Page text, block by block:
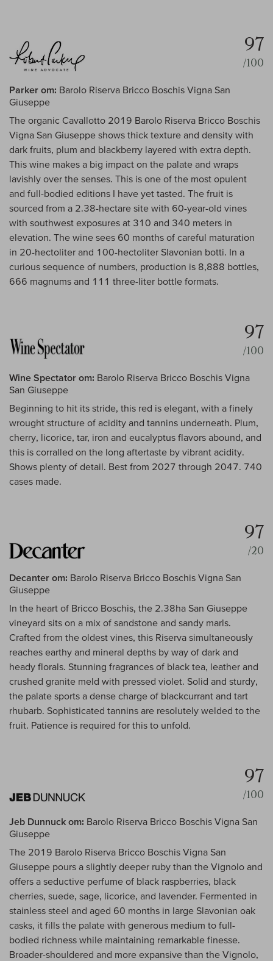
97
/100
Parker om: Barolo Riserva Bricco Boschis Vigna San
Giuseppe
The organic Cavallotto 2019 Barolo Riserva Bricco Boschis
Vigna San Giuseppe shows thick texture and density with
dark fruits, plum and blackberry layered with extra depth.
This wine makes a big impact on the palate and wraps
lavishly over the senses. This is one of the most opulent
and full-bodied editions I have yet tasted. The fruit is
sourced from a 2.38-hectare site with 60-year-old vines
with southwest exposures at 310 and 340 meters in
elevation. The wine sees 60 months of careful maturation
in 20-hectoliter and 100-hectoliter Slavonian botti. In a
curious sequence of numbers, production is 8,888 bottles,
666 magnums and 111 three-liter bottle formats.
97
/100
Wine Spectator om: Barolo Riserva Bricco Boschis Vigna
San Giuseppe
Beginning to hit its stride, this red is elegant, with a finely
wrought structure of acidity and tannins underneath. Plum,
cherry, licorice, tar, iron and eucalyptus flavors abound, and
this is corralled on the long aftertaste by vibrant acidity.
Shows plenty of detail. Best from 2027 through 2047. 740
cases made.
97
/20
Decanter om: Barolo Riserva Bricco Boschis Vigna San
Giuseppe
In the heart of Bricco Boschis, the 2.38ha San Giuseppe
vineyard sits on a mix of sandstone and sandy marls.
Crafted from the oldest vines, this Riserva simultaneously
reaches earthy and mineral depths by way of dark and
heady florals. Stunning fragrances of black tea, leather and
crushed granite meld with pressed violet. Solid and sturdy,
the palate sports a dense charge of blackcurrant and tart
rhubarb. Sophisticated tannins are resolutely welded to the
fruit. Patience is required for this to unfold.
97
/100
Jeb Dunnuck om: Barolo Riserva Bricco Boschis Vigna San
Giuseppe
The 2019 Barolo Riserva Bricco Boschis Vigna San
Giuseppe pours a slightly deeper ruby than the Vignolo and
offers a seductive perfume of black raspberries, black
cherries, suede, sage, licorice, and lavender. Fermented in
stainless steel and aged 60 months in large Slavonian oak
casks, it fills the palate with generous medium to full-
bodied richness while maintaining remarkable finesse.
Broader-shouldered and more expansive than the Vignolo,